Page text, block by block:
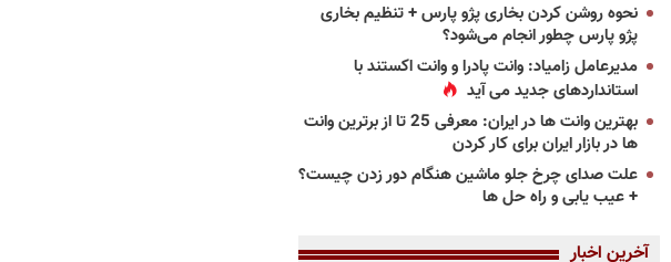
نحوه روشن کردن بخاری پژو پارس + تنظیم بخاری
پژو پارس چطور انجام می‌شود؟
مدیرعامل زامیاد: وانت پادرا و وانت اکستند با
استانداردهای جدید می آید
بهترین وانت ها در ایران: معرفی 25 تا از برترین وانت
ها در بازار ایران برای کار کردن
علت صدای چرخ جلو ماشین هنگام دور زدن چیست؟
+ عیب یابی و راه حل ها
آخرین اخبار